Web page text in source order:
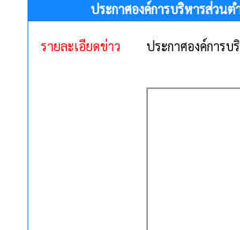
ประกาศองค์การบริหารส่วนต
รายละเอียดข่าว ประกาศองค์การบ